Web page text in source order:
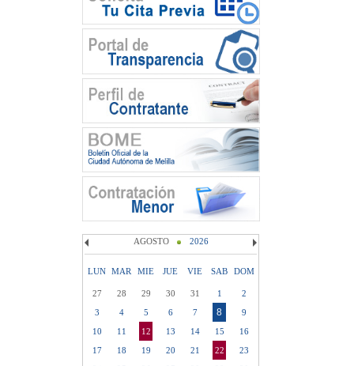
AGOSTO 2026
LUN MAR MIE JUE VIE SAB DOM
27 28 29 30 31 1
2
3
4 5 6 7 8
9
10
11 12 13 14 15
16
17
18 19 20 21 22
23